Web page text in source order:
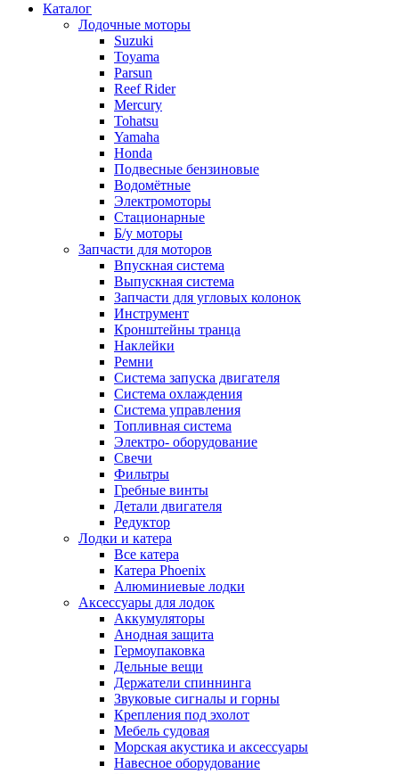
Каталог
Лодочные моторы
Suzuki
Toyama
Parsun
Reef Rider
Mercury
Tohatsu
Yamaha
Honda
Подвесные бензиновые
Водомётные
Электромоторы
Стационарные
Б/у моторы
Запчасти для моторов
Впускная система
Выпускная система
Запчасти для угловых колонок
Инструмент
Кронштейны транца
Наклейки
Ремни
Система запуска двигателя
Система охлаждения
Система управления
Топливная система
Электро- оборудование
Свечи
Фильтры
Гребные винты
Детали двигателя
Редуктор
Лодки и катера
Все катера
Катера Phoenix
Алюминиевые лодки
Аксессуары для лодок
Аккумуляторы
Анодная защита
Гермоупаковка
Дельные вещи
Держатели спиннинга
Звуковые сигналы и горны
Крепления под эхолот
Мебель судовая
Морская акустика и аксессуары
Навесное оборудование